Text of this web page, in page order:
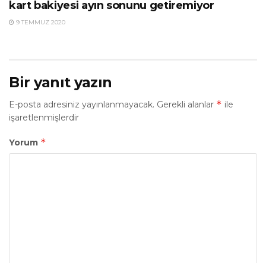
kart bakiyesi ayın sonunu getiremiyor
9 TEMMUZ 2020
Bir yanıt yazın
E-posta adresiniz yayınlanmayacak. Gerekli alanlar * ile
işaretlenmişlerdir
Yorum *